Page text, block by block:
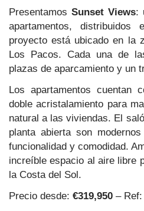
Presentamos Sunset Views:
apartamentos,
proyecto está ubicado en la
Los Pacos. Cada una de
plazas de aparcamiento y un
Los apartamentos cuentan
doble acristalamiento para
natural a las viviendas. El
planta abierta son
funcionalidad y comodidad.
increíble espacio al aire libre
la Costa del Sol.
Precio desde: €319,950 – Ref: